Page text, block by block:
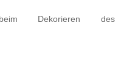
Dekorieren des